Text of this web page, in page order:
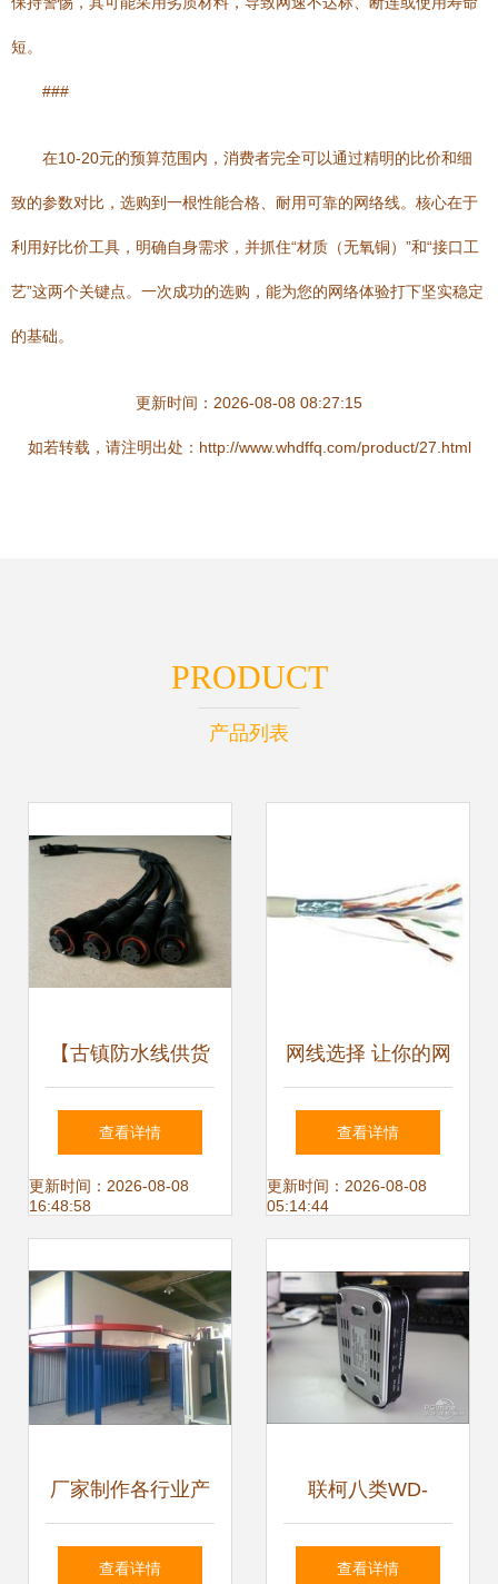
短。
###
在10-20元的预算范围内，消费者完全可以通过精明的比价和细
致的参数对比，选购到一根性能合格、耐用可靠的网络线。核心在于
利用好比价工具，明确自身需求，并抓住“材质（无氧铜）”和“接口工
艺”这两个关键点。一次成功的选购，能为您的网络体验打下坚实稳定
的基础。
更新时间：2026-08-08 08:27:15
如若转载，请注明出处：http://www.whdffq.com/product/27.html
PRODUCT
产品列表
【古镇防水线供货
源3*0.75平方,信得
过的厂商价格_古
3*0.75平方,信得过
的厂商厂家】-
查看详情
更新时间：2026-08-08
16:48:58
网线选择 让你的网
络“飞”起来
查看详情
更新时间：2026-08-08
05:14:44
厂家制作各行业产
品涂装流水线喷涂
查看详情
联柯八类WD-
E85M 工厂与办公
查看详情